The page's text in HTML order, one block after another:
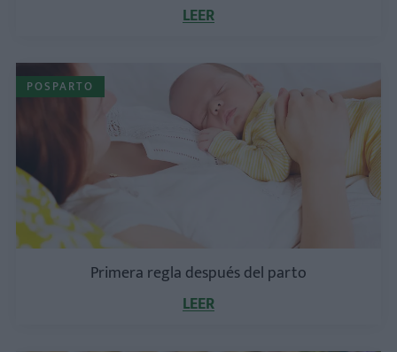
LEER
POSPARTO
Primera regla después del parto
LEER